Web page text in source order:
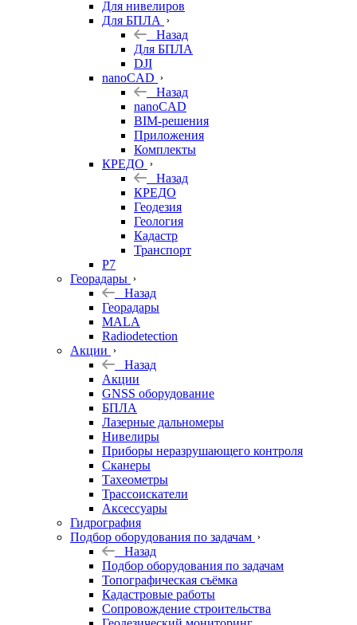
Для нивелиров
Для БПЛА
Назад
Для БПЛА
DJI
nanoCAD
Назад
nanoCAD
BIM-решения
Приложения
Комплекты
КРЕДО
Назад
КРЕДО
Геодезия
Геология
Кадастр
Транспорт
Р7
Георадары
Назад
Георадары
MALA
Radiodetection
Акции
Назад
Акции
GNSS оборудование
БПЛА
Лазерные дальномеры
Нивелиры
Приборы неразрушающего контроля
Сканеры
Тахеометры
Трассоискатели
Аксессуары
Гидрография
Подбор оборудования по задачам
Назад
Подбор оборудования по задачам
Топографическая съёмка
Кадастровые работы
Сопровождение строительства